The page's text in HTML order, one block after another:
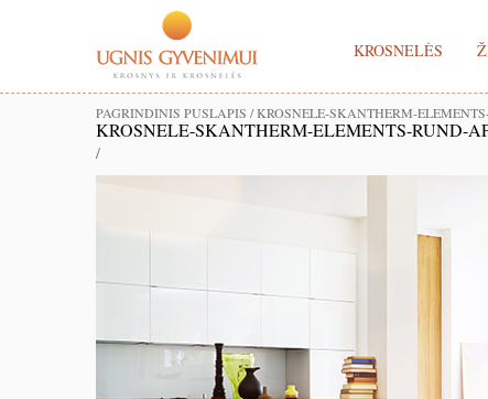
KROSNELĖS
PAGRINDINIS PUSLAPIS /KROSNELE-SKANTHERM-
KROSNELE-SKANTHERM-ELEMENTS-RUND-
/